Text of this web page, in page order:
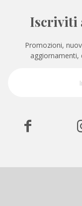
Iscriviti
Promozioni,
aggiornamenti,